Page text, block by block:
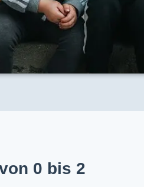
0 bis 2